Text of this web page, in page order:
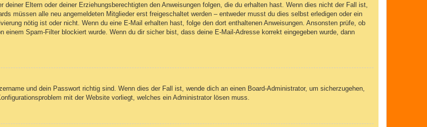
Eltern oder deiner Erziehungsberechtigten den Anweisungen folgen, die du erhalten hast. Wenn dies nicht der Fall ist,
müssen alle neu angemeldeten Mitglieder erst freigeschaltet werden – entweder musst du dies selbst erledigen oder ein
nötig ist oder nicht. Wenn du eine E-Mail erhalten hast, folge den dort enthaltenen Anweisungen. Ansonsten prüfe, ob
Spam-Filter blockiert wurde. Wenn du dir sicher bist, dass deine E-Mail-Adresse korrekt eingegeben wurde, dann
und dein Passwort richtig sind. Wenn dies der Fall ist, wende dich an einen Board-Administrator, um sicherzugehen,
mit der Website vorliegt, welches ein Administrator lösen muss.